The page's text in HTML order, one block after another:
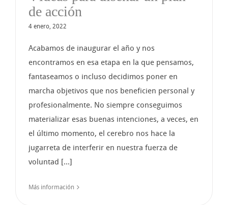
de acción
4 enero, 2022
Acabamos de inaugurar el año y nos
encontramos en esa etapa en la que pensamos,
fantaseamos o incluso decidimos poner en
marcha objetivos que nos beneficien personal y
profesionalmente. No siempre conseguimos
materializar esas buenas intenciones, a veces, en
el último momento, el cerebro nos hace la
jugarreta de interferir en nuestra fuerza de
voluntad [...]
Más información